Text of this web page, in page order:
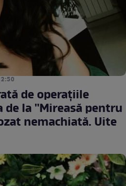
de la ''Mireasă pentru
nemachiată. Uite